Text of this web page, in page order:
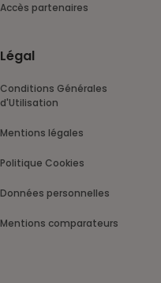
Accès partenaires
Légal
Conditions Générales
d'Utilisation
Mentions légales
Politique Cookies
Données personnelles
Mentions comparateurs